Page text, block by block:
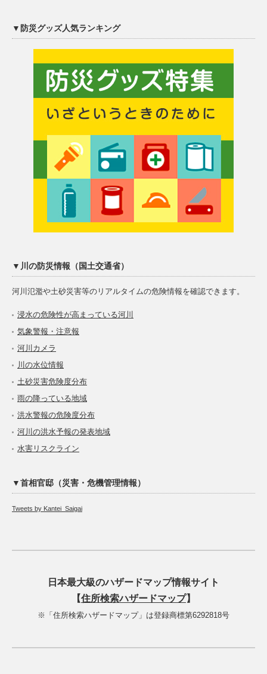
▼防災グッズ人気ランキング
▼川の防災情報（国土交通省）
河川氾濫や土砂災害等のリアルタイムの危険情報を確認できます。
浸水の危険性が高まっている河川
気象警報・注意報
河川カメラ
川の水位情報
土砂災害危険度分布
雨の降っている地域
洪水警報の危険度分布
河川の洪水予報の発表地域
水害リスクライン
▼首相官邸（災害・危機管理情報）
Tweets by Kantei_Saigai
日本最大級のハザードマップ情報サイト
【住所検索ハザードマップ】
※「住所検索ハザードマップ」は登録商標第6292818号